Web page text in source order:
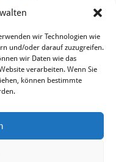
wir Technologien wie
und/oder darauf zuzugreifen.
wir Daten wie das
verarbeiten. Wenn Sie
können bestimmte